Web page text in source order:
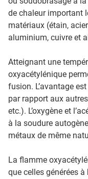
de chaleur important
matériaux (étain,
aluminium, cuivre et
Atteignant une
oxyacétylénique
fusion. L’avantage
par rapport aux
etc.). L’oxygène et
à la soudure
métaux de même
La flamme
que celles générées